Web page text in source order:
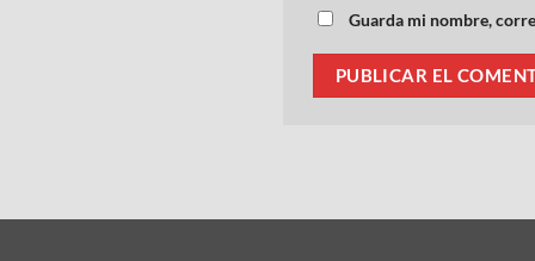
Guarda mi nombre,